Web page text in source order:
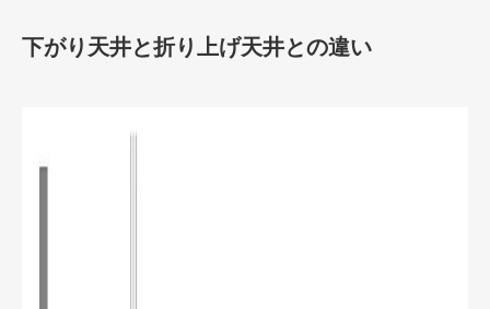
下がり天井と折り上げ天井との違い